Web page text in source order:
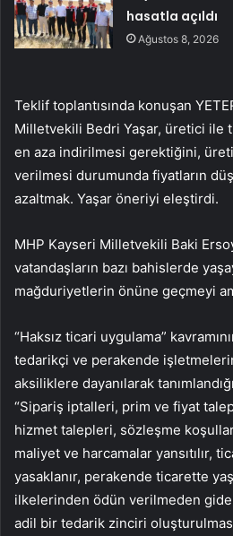
hasatla açıldı
Ağustos 8, 2026
Teklif toplantısında konuşan
Milletvekili Bedri Yaşar, üretici ile
en aza indirilmesi gerektiğini,
verilmesi durumunda fiyatların
azaltmak. Yaşar öneriyi eleştirdi.
MHP Kayseri Milletvekili Baki
vatandaşların bazı bahislerde
mağduriyetlerin önüne geçmeyi
“Haksız ticari uygulama”
tedarikçi ve perakende
aksiliklere dayanılarak
“Sipariş iptalleri, prim ve fiyat
hizmet talepleri, sözleşme
maliyet ve harcamalar yansıtılır,
yasaklanır, perakende ticarette
ilkelerinden ödün verilmeden
adil bir tedarik zinciri